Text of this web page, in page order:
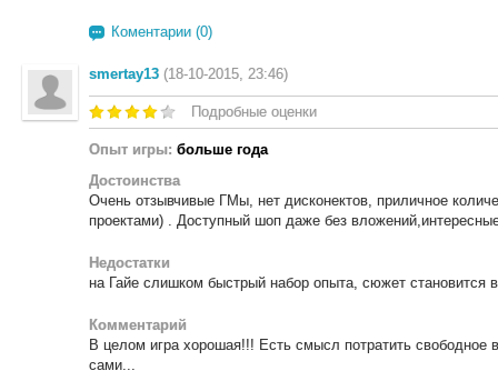
Коментарии (0)
smertay13 (18-10-2015, 23:46)
Подробные оценки
Опыт игры: больше года
Достоинства
Очень отзывчивые ГМы, нет дисконектов, приличное
проектами) . Доступный шоп даже без
Недостатки
на Гайе слишком быстрый набор опыта, сюжет становится в
Комментарий
В целом игра хорошая!!! Есть смысл потратить свободное
сами...